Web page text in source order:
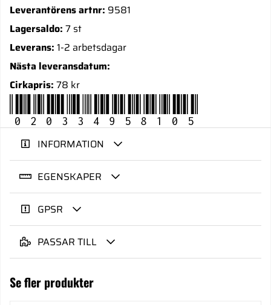
Leverantörens artnr: 9581
Lagersaldo: 7 st
Leverans: 1-2 arbetsdagar
Nästa leveransdatum:
Cirkapris: 78 kr
020334958105
INFORMATION
EGENSKAPER
GPSR
PASSAR TILL
Se fler produkter